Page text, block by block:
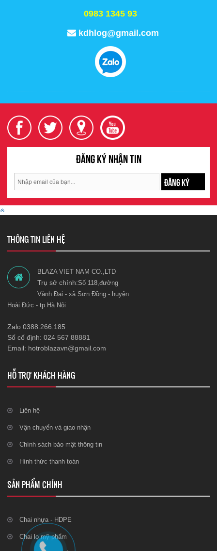
0983 1345 93
kdhlog@gmail.com
Đăng ký nhận tin
ĐĂNG KÝ
THÔNG TIN LIÊN HỆ
BLAZA VIET NAM CO.,LTD
Trụ sở chính:Số 118,đường
Vành Đai - xã Sơn Đồng - huyện
Hoài Đức - tp Hà Nội
Zalo 0388.266.185
Số cố định: 024 567 88881
Email: hotroblazavn@gmail.com
HỖ TRỢ KHÁCH HÀNG
Liên hệ
Vận chuyển và giao nhận
Chính sách bảo mật thông tin
Hình thức thanh toán
SẢN PHẨM CHÍNH
Chai nhựa - HDPE
Chai lọ mỹ phẩm